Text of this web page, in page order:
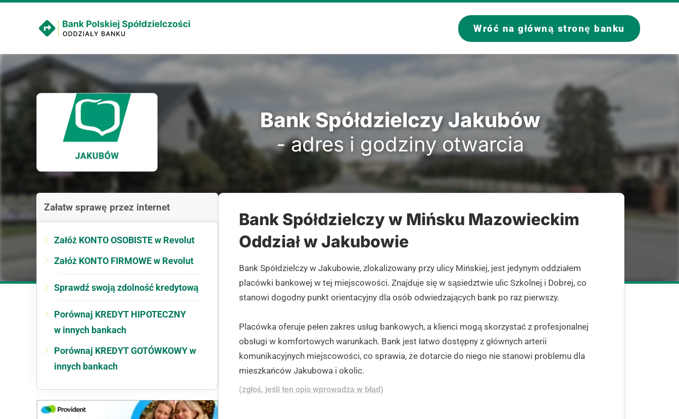
Wróć na główną stronę banku
Bank Spółdzielczy Jakubów
- adres i godziny otwarcia
Załatw sprawę przez internet
Załóż KONTO OSOBISTE w Revolut
Załóż KONTO FIRMOWE w Revolut
Sprawdź swoją zdolność kredytową
Porównaj KREDYT HIPOTECZNY
w innych bankach
Porównaj KREDYT GOTÓWKOWY w
innych bankach
Bank Spółdzielczy w Mińsku Mazowieckim
Oddział w Jakubowie
Bank Spółdzielczy w Jakubowie, zlokalizowany przy ulicy Mińskiej, jest jedynym oddziałem
placówki bankowej w tej miejscowości. Znajduje się w sąsiedztwie ulic Szkolnej i Dobrej, co
stanowi dogodny punkt orientacyjny dla osób odwiedzających bank po raz pierwszy.
Placówka oferuje pełen zakres usług bankowych, a klienci mogą skorzystać z profesjonalnej
obsługi w komfortowych warunkach. Bank jest łatwo dostępny z głównych arterii
komunikacyjnych miejscowości, co sprawia, że dotarcie do niego nie stanowi problemu dla
mieszkańców Jakubowa i okolic.
(zgłoś, jeśli ten opis wprowadza w błąd)